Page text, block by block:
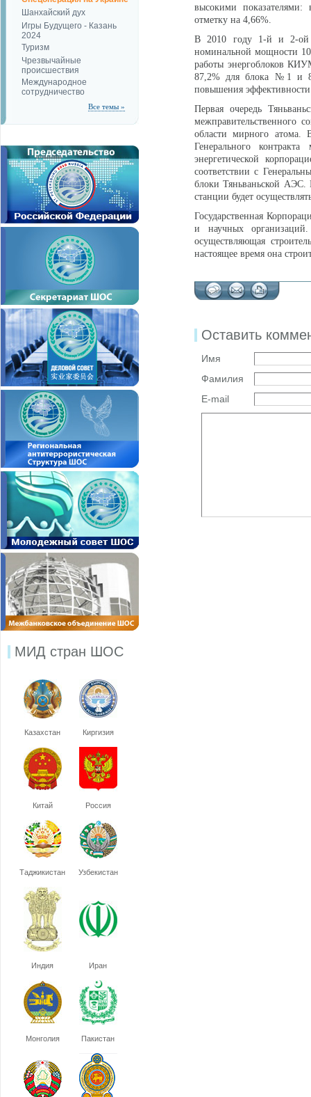
Шанхайский дух
Игры Будущего - Казань
2024
Туризм
Чрезвычайные
происшествия
Международное
сотрудничество
Все темы »
МИД стран ШОС
Казахстан Киргизия
Китай Россия
Таджикистан Узбекистан
Индия Иран
Монголия Пакистан
высокими
отметку на 4,66%.
В 2010 году 1-й и 2-ой
номинальной мощности
работы энергоблоков
87,2% для блока №1 и
повышения эффективности
Первая очередь
области мирного атома.
Генерального
энергетической
соответствии с
блоки Тяньваньской АЭС.
станции будет
Государственная
и научных
осуществляющая
настоящее время она
Оставить
Имя
Фамилия
E-mail